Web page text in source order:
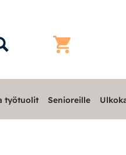
työtuolit Senioreille